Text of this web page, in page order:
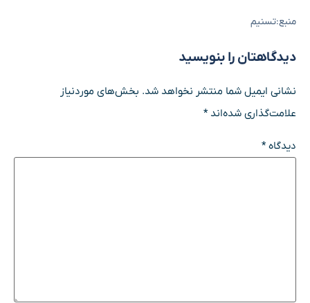
منبع:تسنیم
دیدگاهتان را بنویسید
نشانی ایمیل شما منتشر نخواهد شد. بخش‌های موردنیاز
علامت‌گذاری شده‌اند*
دیدگاه*